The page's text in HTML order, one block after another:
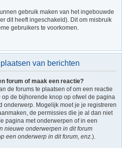
gebruik maken van het ingebouwde
dit heeft ingeschakeld). Dit om misbruik
gebruikers te voorkomen.
van berichten
forum of maak een reactie?
de forums te plaatsen of om een reactie
de bijhorende knop op ofwel de pagina
onderwerp. Mogelijk moet je je registreren
de permissies die je al dan niet
pagina met onderwerpen of in een
nieuwe onderwerpen in dit forum
een onderwerp in dit forum, enz.).